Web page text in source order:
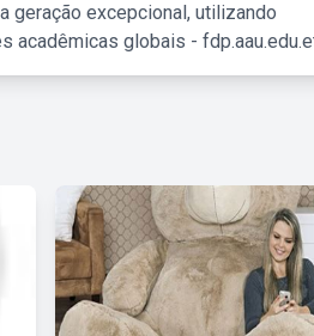
geração excepcional, utilizando
acadêmicas globais -